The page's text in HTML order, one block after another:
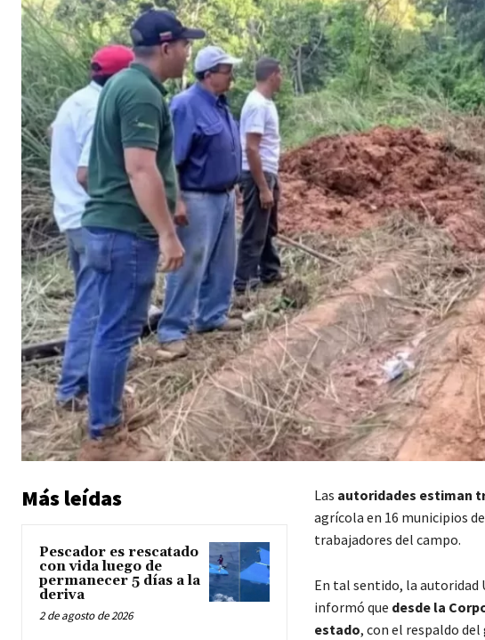
Más leídas
Pescador es rescatado
con vida luego de
permanecer 5 días a la
deriva
2 de agosto de 2026
Las autoridades estiman
agrícola en 16 municipios
trabajadores del campo.
En tal sentido, la autoridad
informó que desde la
estado, con el respaldo